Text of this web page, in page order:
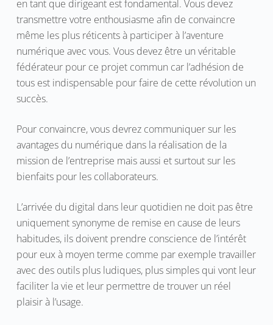
en tant que dirigeant est fondamental. Vous devez
transmettre votre enthousiasme afin de convaincre
même les plus réticents à participer à l’aventure
numérique avec vous. Vous devez être un véritable
fédérateur pour ce projet commun car l’adhésion de
tous est indispensable pour faire de cette révolution un
succès.
Pour convaincre, vous devrez communiquer sur les
avantages du numérique dans la réalisation de la
mission de l’entreprise mais aussi et surtout sur les
bienfaits pour les collaborateurs.
L’arrivée du digital dans leur quotidien ne doit pas être
uniquement synonyme de remise en cause de leurs
habitudes, ils doivent prendre conscience de l’intérêt
pour eux à moyen terme comme par exemple travailler
avec des outils plus ludiques, plus simples qui vont leur
faciliter la vie et leur permettre de trouver un réel
plaisir à l’usage.